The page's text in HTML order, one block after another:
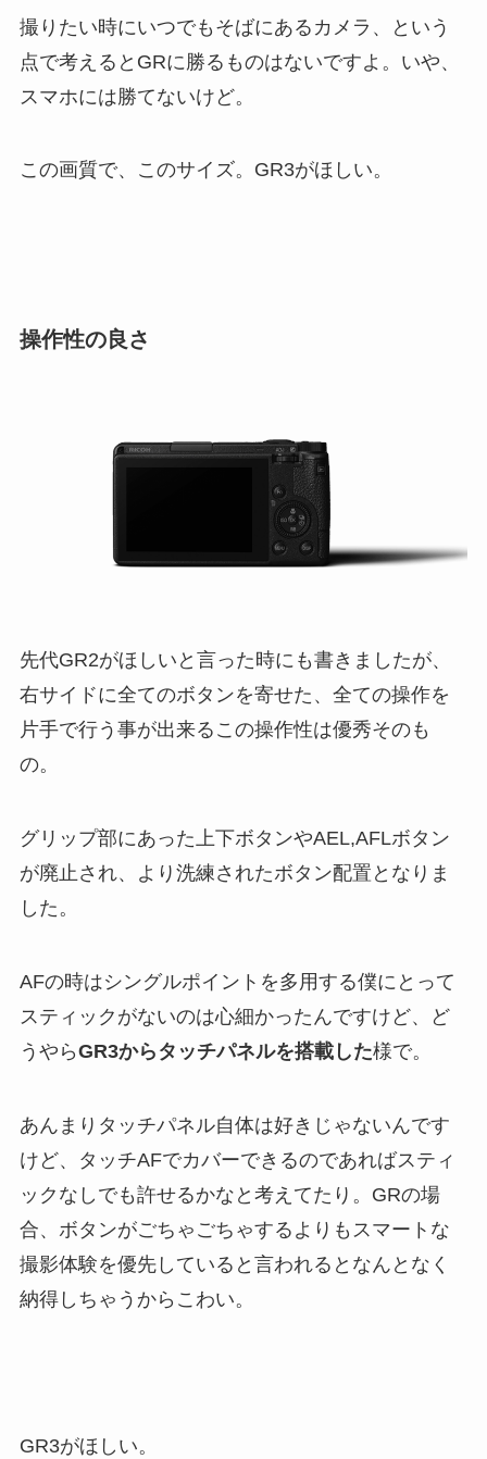
撮りたい時にいつでもそばにあるカメラ、という
点で考えるとGRに勝るものはないですよ。いや、
スマホには勝てないけど。
この画質で、このサイズ。GR3がほしい。
操作性の良さ
先代GR2がほしいと言った時にも書きましたが、
右サイドに全てのボタンを寄せた、全ての操作を
片手で行う事が出来るこの操作性は優秀そのも
の。
グリップ部にあった上下ボタンやAEL,AFLボタン
が廃止され、より洗練されたボタン配置となりま
した。
AFの時はシングルポイントを多用する僕にとって
スティックがないのは心細かったんですけど、ど
うやらGR3からタッチパネルを搭載した様で。
あんまりタッチパネル自体は好きじゃないんです
けど、タッチAFでカバーできるのであればスティ
ックなしでも許せるかなと考えてたり。GRの場
合、ボタンがごちゃごちゃするよりもスマートな
撮影体験を優先していると言われるとなんとなく
納得しちゃうからこわい。
GR3がほしい。